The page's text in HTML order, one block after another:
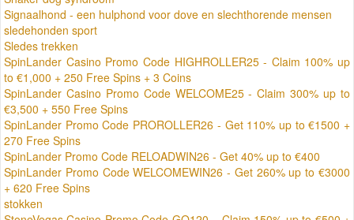
Signaalhond - een hulphond voor dove en slechthorende mensen
sledehonden sport
Sledes trekken
SpinLander Casino Promo Code HIGHROLLER25 - Claim 100% up
to €1,000 + 250 Free Spins + 3 Coins
SpinLander Casino Promo Code WELCOME25 - Claim 300% up to
€3,500 + 550 Free Spins
SpinLander Promo Code PROROLLER26 - Get 110% up to €1500 +
270 Free Spins
SpinLander Promo Code RELOADWIN26 - Get 40% up to €400
SpinLander Promo Code WELCOMEWIN26 - Get 260% up to €3000
+ 620 Free Spins
stokken